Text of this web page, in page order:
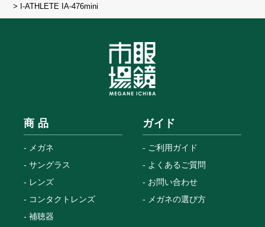
> I-ATHLETE IA-476mini
商 品
メガネ
サングラス
レンズ
コンタクトレンズ
補聴器
ガイド
ご利用ガイド
よくあるご質問
お問い合わせ
メガネの選び方